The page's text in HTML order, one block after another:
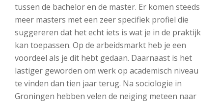
tussen de bachelor en de master. Er komen steeds
meer masters met een zeer specifiek profiel die
suggereren dat het echt iets is wat je in de praktijk
kan toepassen. Op de arbeidsmarkt heb je een
voordeel als je dit hebt gedaan. Daarnaast is het
lastiger geworden om werk op academisch niveau
te vinden dan tien jaar terug. Na sociologie in
Groningen hebben velen de neiging meteen naar